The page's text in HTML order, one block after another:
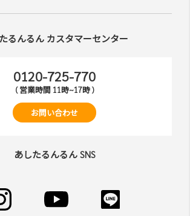
るんるん カスタマーセンター
0120-725-770
( 営業時間 11時~17時 )
お問い合わせ
あしたるんるん SNS